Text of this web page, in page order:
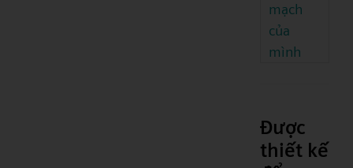
mạch
của
mình
Được
thiết kế